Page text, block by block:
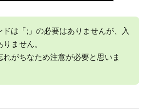
は「;」の必要はありませんが、入
ません。
れがちなため注意が必要と思いま